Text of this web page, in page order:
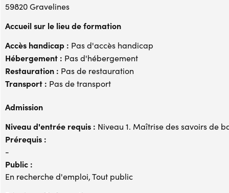
59820 Gravelines
Accueil sur le lieu de formation
Accès handicap : Pas d'accès handicap
Hébergement : Pas d'hébergement
Restauration : Pas de restauration
Transport : Pas de transport
Admission
Niveau d'entrée requis : Niveau 1. Maîtrise des savoirs de
Prérequis :
-
Public :
En recherche d'emploi, Tout public